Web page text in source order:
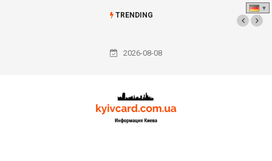
TRENDING
App
zur
Bezahlung
2026-08-08